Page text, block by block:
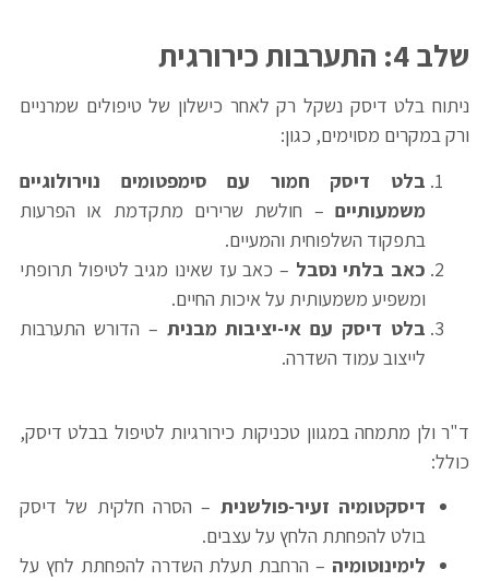
שלב 4: התערבות כירורגית
ניתוח בלט דיסק נשקל רק לאחר כישלון של טיפולים שמרניים
ורק במקרים מסוימים, כגון:
בלט דיסק חמור עם סימפטומים נוירולוגיים
משמעותיים– חולשת שרירים מתקדמת או הפרעות
בתפקוד השלפוחית והמעיים.
כאב בלתי נסבל – כאב עז שאינו מגיב לטיפול תרופתי
ומשפיע משמעותית על איכות החיים.
בלט דיסק עם אי-יציבות מבנית – הדורש התערבות
לייצוב עמוד השדרה.
ד"ר ולן מתמחה במגוון טכניקות כירורגיות לטיפול בבלט דיסק,
כולל:
דיסקטומיה זעיר-פולשנית – הסרה חלקית של דיסק
בולט להפחתת הלחץ על עצבים.
לימינוטומיה – הרחבת תעלת השדרה להפחתת לחץ על